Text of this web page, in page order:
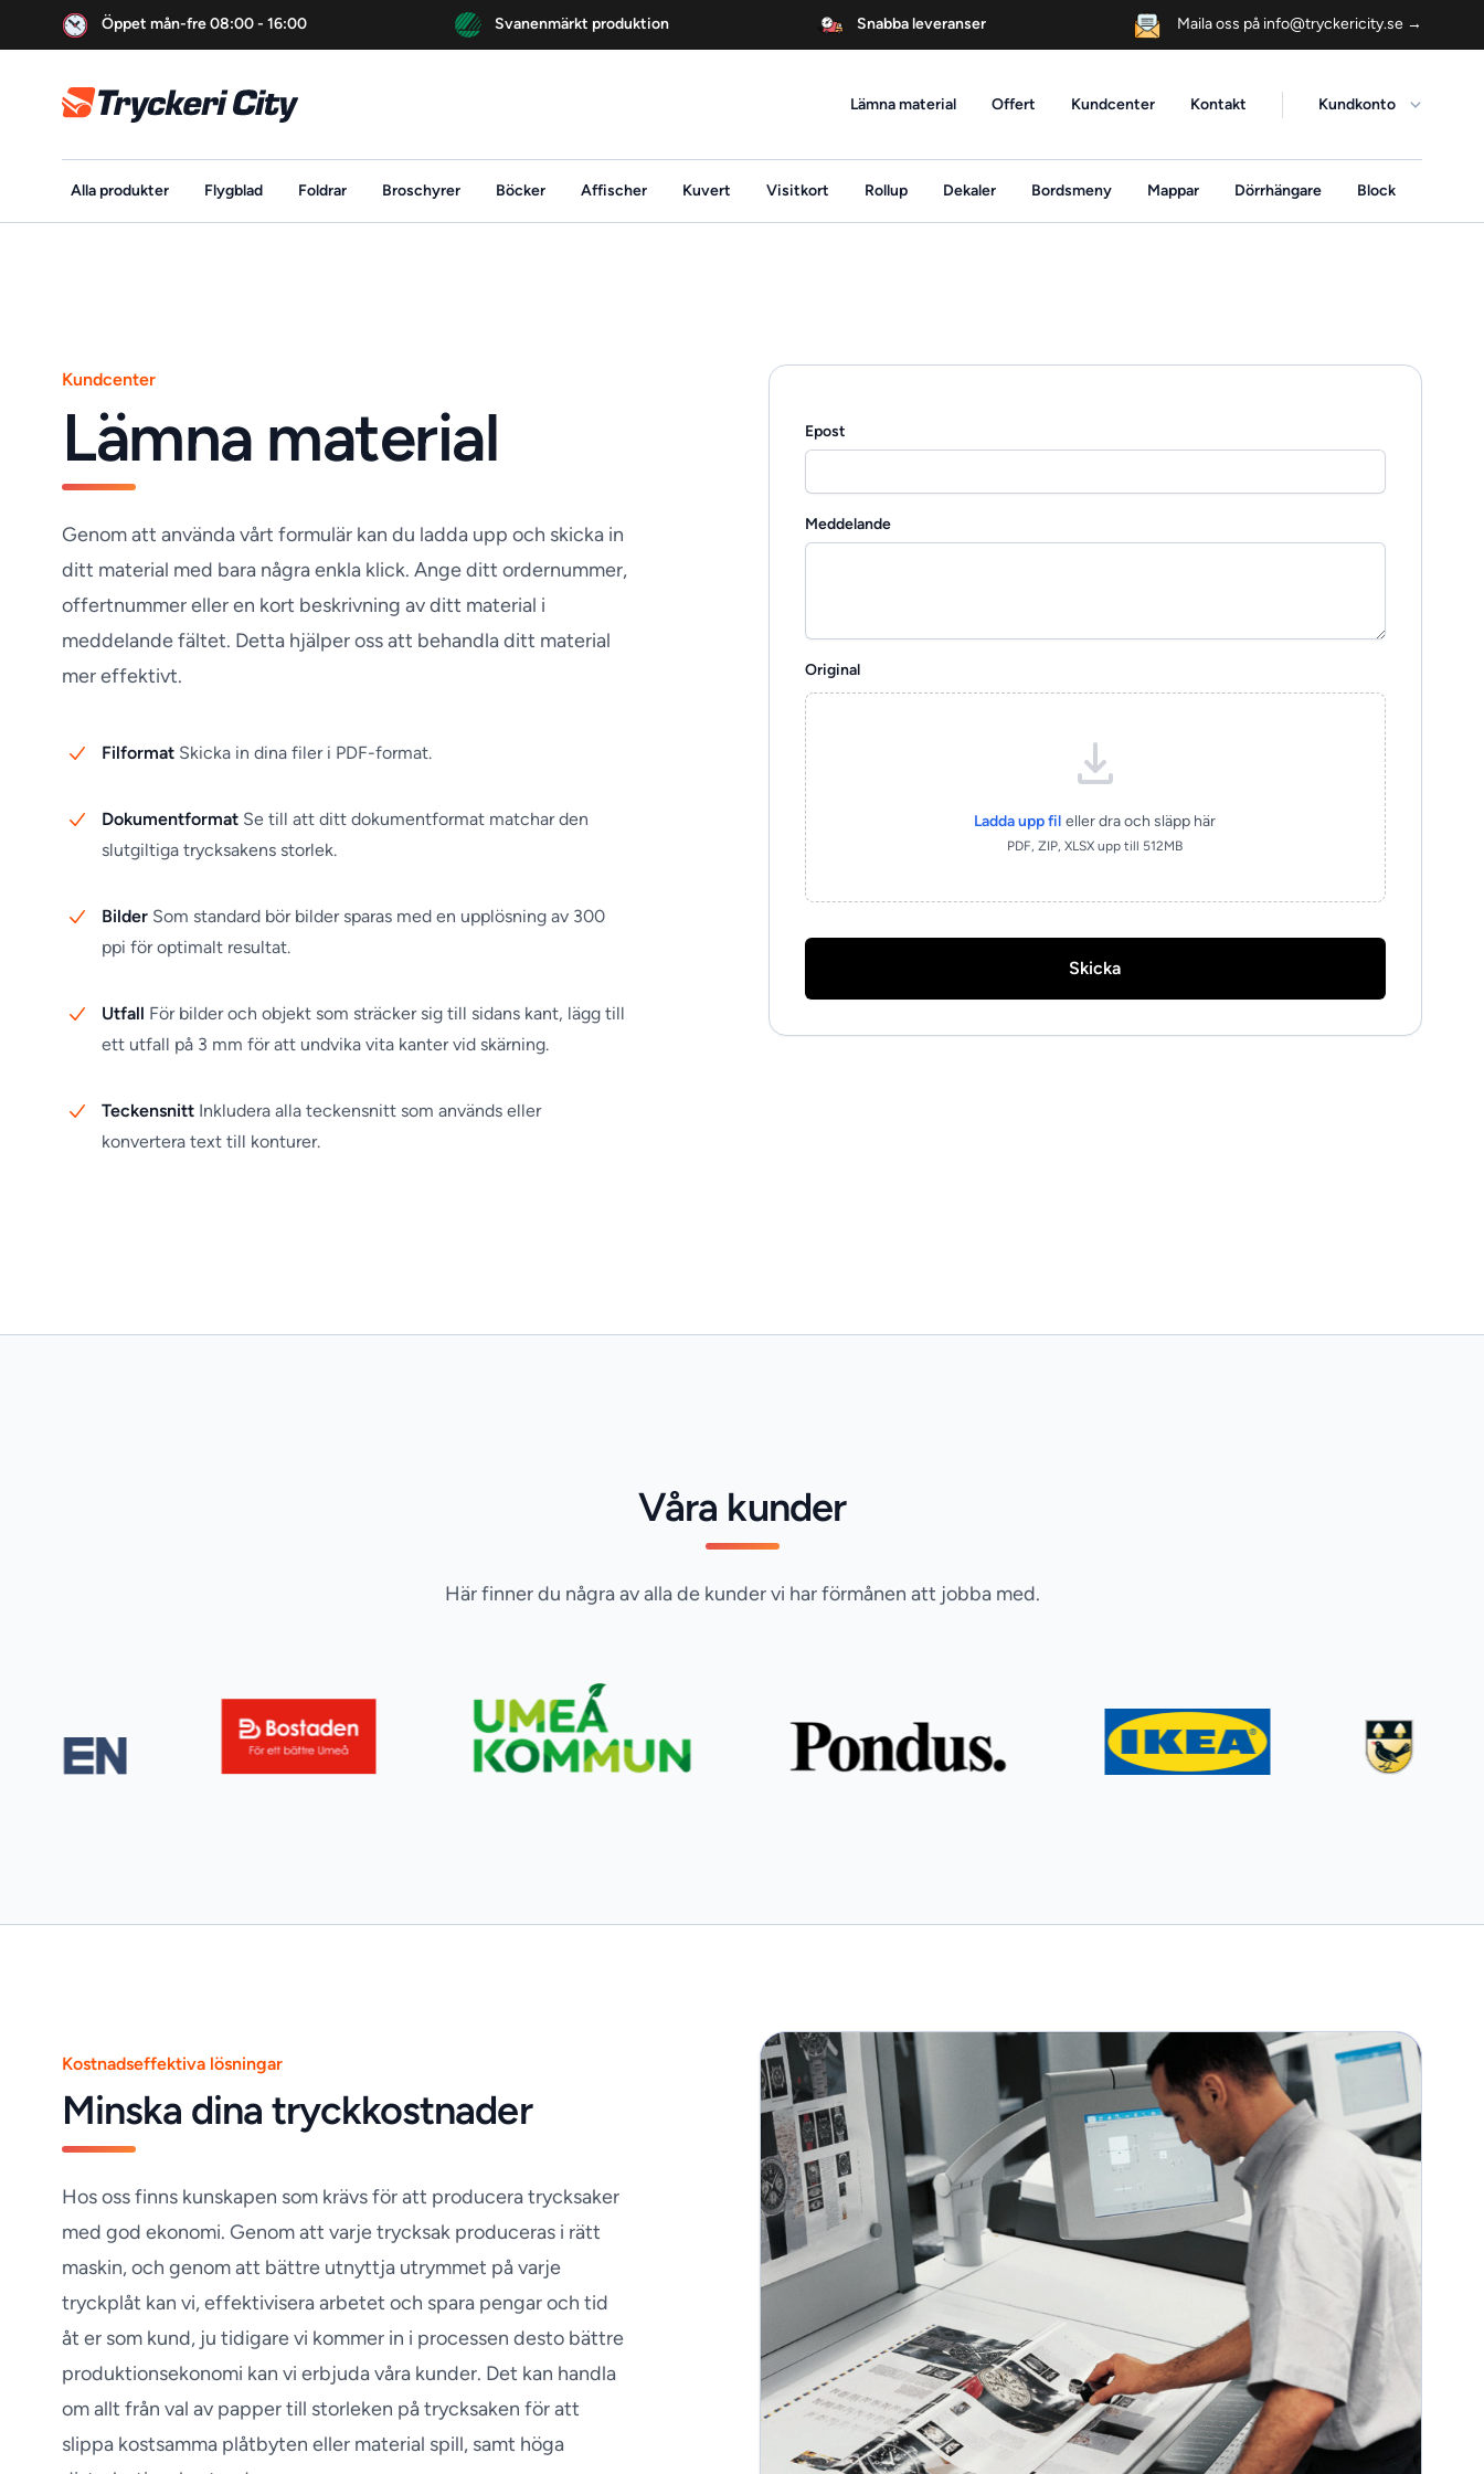
Öppet mån-fre 08:00 - 16:00 Svanenmärkt produktion Snabba leveranser Maila oss på info@tryckericity.se →
Tryckeri City Lämna material Offert Kundcenter Kontakt Kundkonto
Alla produkter Flygblad Foldrar Broschyrer Böcker Affischer Kuvert Visitkort Rollup Dekaler Bordsmeny Mappar Dörrhängare Block
Kundcenter
Lämna material
Genom att använda vårt formulär kan du ladda upp och skicka in
ditt material med bara några enkla klick. Ange ditt ordernummer,
offertnummer eller en kort beskrivning av ditt material i
meddelande fältet. Detta hjälper oss att behandla ditt material
mer effektivt.
Filformat Skicka in dina filer i PDF-format.
Dokumentformat Se till att ditt dokumentformat matchar den
slutgiltiga trycksakens storlek.
Bilder Som standard bör bilder sparas med en upplösning av 300
ppi för optimalt resultat.
Utfall För bilder och objekt som sträcker sig till sidans kant, lägg till
ett utfall på 3 mm för att undvika vita kanter vid skärning.
Teckensnitt Inkludera alla teckensnitt som används eller
konvertera text till konturer.
Epost
Meddelande
Original
Ladda upp fil eller dra och släpp här
PDF, ZIP, XLSX upp till 512MB
Skicka
Våra kunder
Här finner du några av alla de kunder vi har förmånen att jobba med.
Kostnadseffektiva lösningar
Minska dina tryckkostnader
Hos oss finns kunskapen som krävs för att producera trycksaker
med god ekonomi. Genom att varje trycksak produceras i rätt
maskin, och genom att bättre utnyttja utrymmet på varje
tryckplåt kan vi, effektivisera arbetet och spara pengar och tid
åt er som kund, ju tidigare vi kommer in i processen desto bättre
produktionsekonomi kan vi erbjuda våra kunder. Det kan handla
om allt från val av papper till storleken på trycksaken för att
slippa kostsamma plåtbyten eller material spill, samt höga